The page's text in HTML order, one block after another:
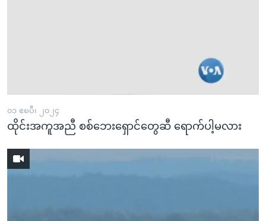
၀၁ ဧၿပီ၊ ၂၀၂၄
ထိုင်းအကူအညီ စစ်ဘေးရှောင်တွေဆီ ရောက်ပါ့မလား